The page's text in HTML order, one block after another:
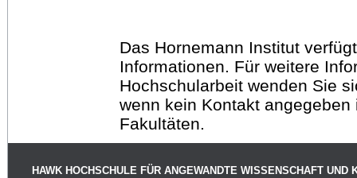
Das Hornemann Institut
Informationen. Für weitere
Hochschularbeit wenden Sie
wenn kein Kontakt
Fakultäten.
HAWK HOCHSCHULE FÜR ANGEWANDTE WISSENSCHAFT UND